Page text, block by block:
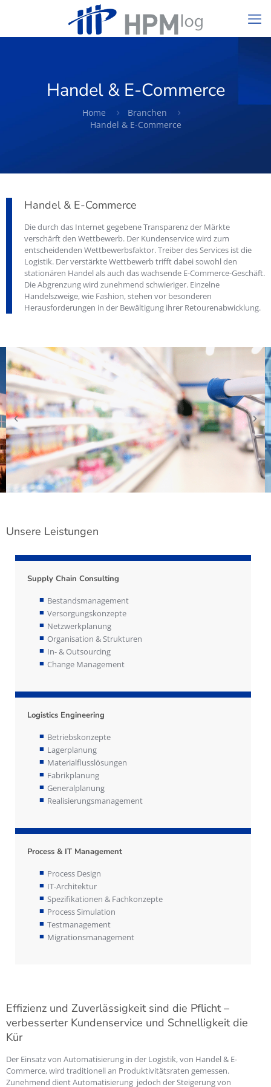
Handel & E-Commerce
Home
Branchen
Handel & E-Commerce
Handel & E-Commerce
Die durch das Internet gegebene Transparenz der Märkte
verschärft den Wettbewerb. Der Kundenservice wird zum
entscheidenden Wettbewerbsfaktor. Treiber des Services ist die
Logistik. Der verstärkte Wettbewerb trifft dabei sowohl den
stationären Handel als auch das wachsende E-Commerce-Geschäft.
Die Abgrenzung wird zunehmend schwieriger. Einzelne
Handelszweige, wie Fashion, stehen vor besonderen
Herausforderungen in der Bewältigung ihrer Retourenabwicklung.
Unsere Leistungen
Supply Chain Consulting
Bestandsmanagement
Versorgungskonzepte
Netzwerkplanung
Organisation & Strukturen
In- & Outsourcing
Change Management
Logistics Engineering
Betriebskonzepte
Lagerplanung
Materialflusslösungen
Fabrikplanung
Generalplanung
Realisierungsmanagement
Process & IT Management
Process Design
IT-Architektur
Spezifikationen & Fachkonzepte
Process Simulation
Testmanagement
Migrationsmanagement
Effizienz und Zuverlässigkeit sind die Pflicht –
verbesserter Kundenservice und Schnelligkeit die
Kür
Der Einsatz von Automatisierung in der Logistik, von Handel & E-
Commerce, wird traditionell an Produktivitätsraten gemessen.
Zunehmend dient Automatisierung jedoch der Steigerung von